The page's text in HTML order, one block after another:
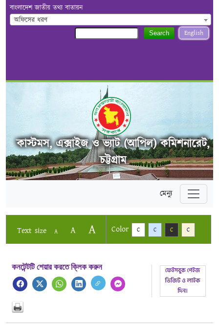
বাংলাদেশ জাতীয় তথ্য বাতায়ন
অফিসের ধরণ
English
Search
কাস্টমস, এক্সাইজ ও ভ্যাট (আপিল) কমিশনারেট,
চট্টগ্রাম
মেন্যু
Text size A A A Color C C C C
কনটেন্টটি শেয়ার করতে ক্লিক করুন